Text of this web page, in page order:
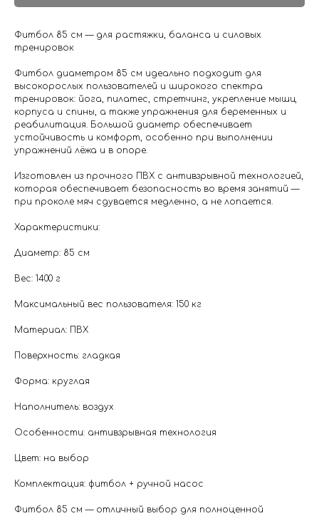
Фитбол 85 см — для растяжки, баланса и силовых
тренировок
Фитбол диаметром 85 см идеально подходит для
высокорослых пользователей и широкого спектра
тренировок: йога, пилатес, стретчинг, укрепление мышц
корпуса и спины, а также упражнения для беременных и
реабилитация. Большой диаметр обеспечивает
устойчивость и комфорт, особенно при выполнении
упражнений лёжа и в опоре.
Изготовлен из прочного ПВХ с антивзрывной технологией,
которая обеспечивает безопасность во время занятий —
при проколе мяч сдувается медленно, а не лопается.
Характеристики:
Диаметр: 85 см
Вес: 1400 г
Максимальный вес пользователя: 150 кг
Материал: ПВХ
Поверхность: гладкая
Форма: круглая
Наполнитель: воздух
Особенности: антивзрывная технология
Цвет: на выбор
Комплектация: фитбол + ручной насос
Фитбол 85 см — отличный выбор для полноценной